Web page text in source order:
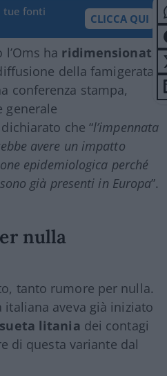
tue fonti
CLICCA QUI
ha ridimensionato
della famigerata
conferenza stampa,
generale
che “l’impennata
avere un impatto
epidemiologica perché
già presenti in Europa”.
nulla
tanto rumore per nulla.
italiana aveva già iniziato
litania dei contagi
di questa variante dal